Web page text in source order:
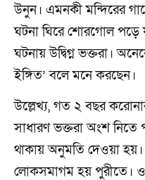
উনুন। এমনকী মন্দিরের
ঘটনা ঘিরে শোরগোল পড়ে
ঘটনায় উদ্বিগ্ন ভক্তরা।
ইঙ্গিত’ বলে মনে করছেন।
উল্লেখ্য, গত ২ বছর
সাধারণ ভক্তরা অংশ নিতে
থাকায় অনুমতি দেওয়া
লোকসমাগম হয় পুরীতে।